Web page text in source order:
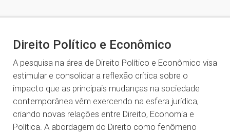
Direito Político e Econômico
A pesquisa na área de Direito Político e Econômico visa
estimular e consolidar a reflexão crítica sobre o
impacto que as principais mudanças na sociedade
contemporânea vêm exercendo na esfera jurídica,
criando novas relações entre Direito, Economia e
Política. A abordagem do Direito como fenômeno